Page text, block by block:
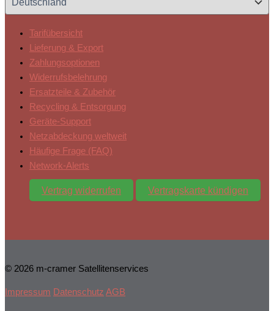
Tarifübersicht
Lieferung & Export
Zahlungsoptionen
Widerrufsbelehrung
Ersatzteile & Zubehör
Recycling & Entsorgung
Geräte-Support
Netzabdeckung weltweit
Häufige Frage (FAQ)
Network-Alerts
Vertrag widerrufen Vertragskarte kündigen
© 2026 m-cramer Satellitenservices
Impressum Datenschutz AGB